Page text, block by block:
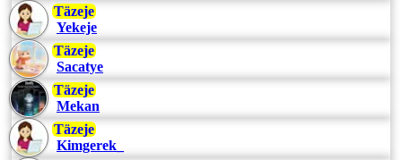
Täzeje
Yekeje
Täzeje
Sacatye
Täzeje
Mekan
Täzeje
Kimgerek_